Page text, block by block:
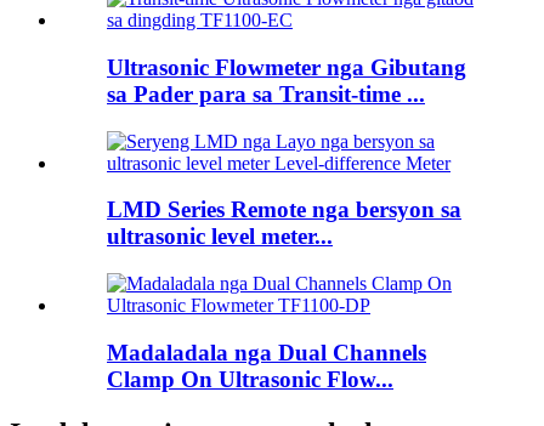
Ultrasonic Flowmeter nga Gibutang
sa Pader para sa Transit-time ...
LMD Series Remote nga bersyon sa
ultrasonic level meter...
Madaladala nga Dual Channels
Clamp On Ultrasonic Flow...